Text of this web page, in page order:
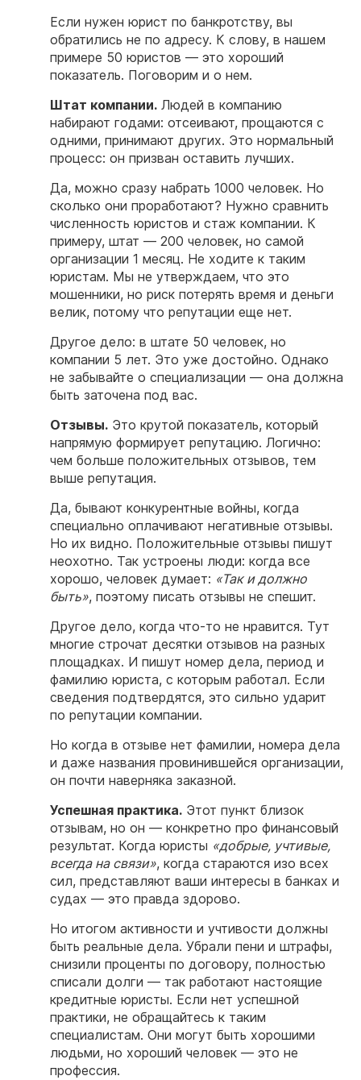
Если нужен юрист по банкротству, вы
обратились не по адресу. К слову, в нашем
примере 50 юристов — это хороший
показатель. Поговорим и о нем.
Штат компании. Людей в компанию
набирают годами: отсеивают, прощаются с
одними, принимают других. Это нормальный
процесс: он призван оставить лучших.
Да, можно сразу набрать 1000 человек. Но
сколько они проработают? Нужно сравнить
численность юристов и стаж компании. К
примеру, штат — 200 человек, но самой
организации 1 месяц. Не ходите к таким
юристам. Мы не утверждаем, что это
мошенники, но риск потерять время и деньги
велик, потому что репутации еще нет.
Другое дело: в штате 50 человек, но
компании 5 лет. Это уже достойно. Однако
не забывайте о специализации — она должна
быть заточена под вас.
Отзывы. Это крутой показатель, который
напрямую формирует репутацию. Логично:
чем больше положительных отзывов, тем
выше репутация.
Да, бывают конкурентные войны, когда
специально оплачивают негативные отзывы.
Но их видно. Положительные отзывы пишут
неохотно. Так устроены люди: когда все
хорошо, человек думает: «Так и должно
быть», поэтому писать отзывы не спешит.
Другое дело, когда что-то не нравится. Тут
многие строчат десятки отзывов на разных
площадках. И пишут номер дела, период и
фамилию юриста, с которым работал. Если
сведения подтвердятся, это сильно ударит
по репутации компании.
Но когда в отзыве нет фамилии, номера дела
и даже названия провинившейся организации,
он почти наверняка заказной.
Успешная практика. Этот пункт близок
отзывам, но он — конкретно про финансовый
результат. Когда юристы «добрые, учтивые,
всегда на связи», когда стараются изо всех
сил, представляют ваши интересы в банках и
судах — это правда здорово.
Но итогом активности и учтивости должны
быть реальные дела. Убрали пени и штрафы,
снизили проценты по договору, полностью
списали долги — так работают настоящие
кредитные юристы. Если нет успешной
практики, не обращайтесь к таким
специалистам. Они могут быть хорошими
людьми, но хороший человек — это не
профессия.